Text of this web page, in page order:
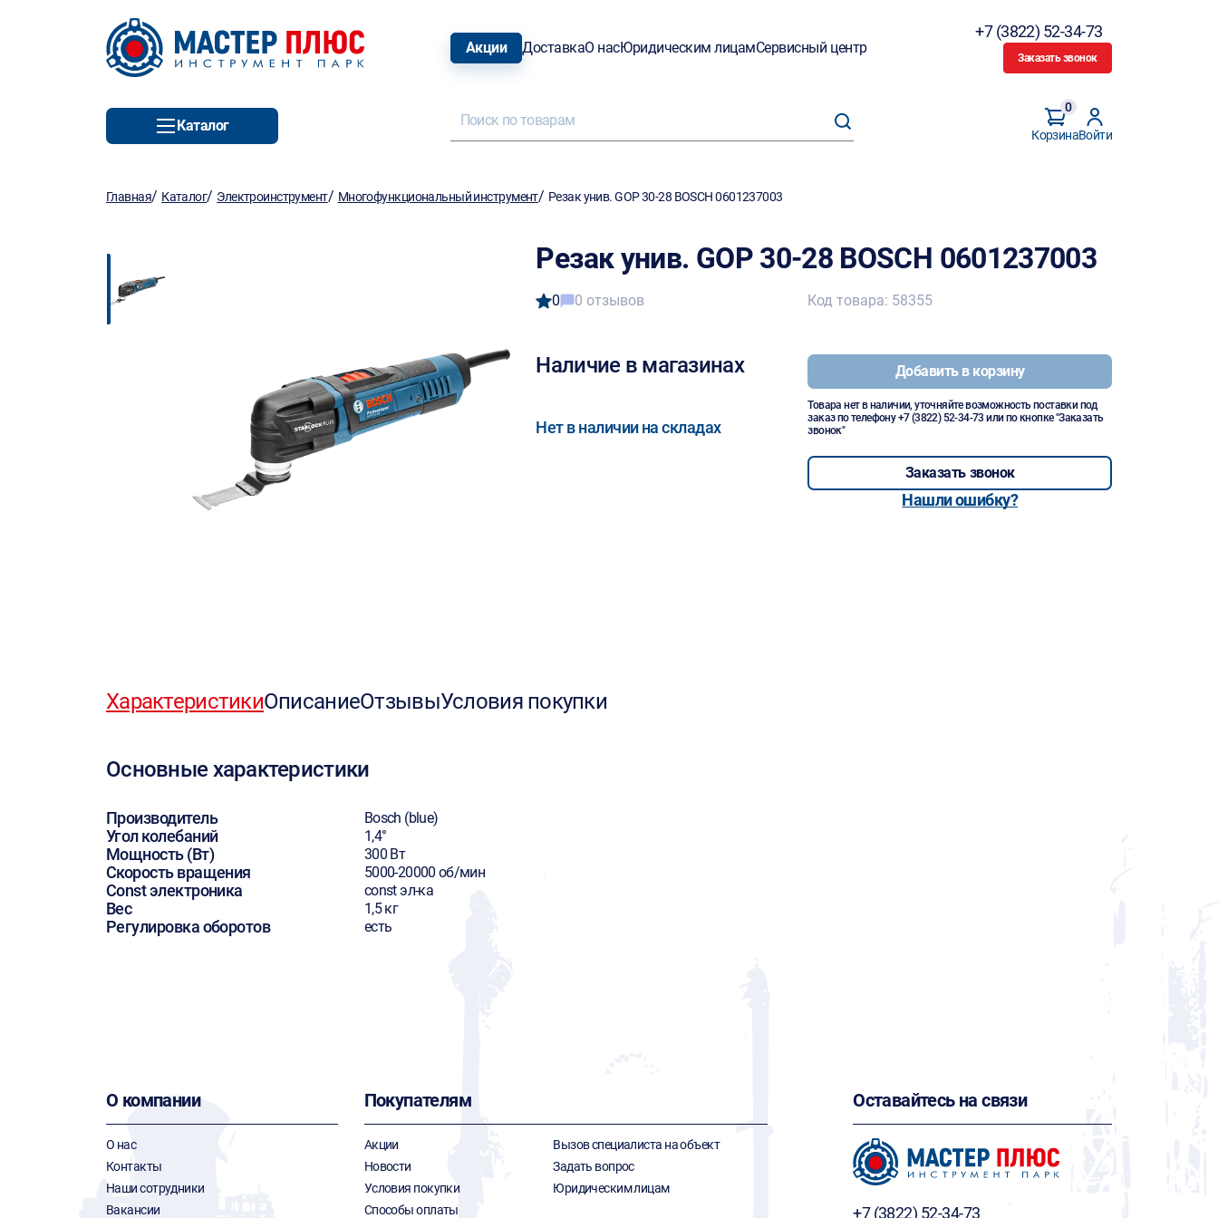
Акции ДоставкаО насЮридическим лицамСервисный центр
+7 (3822) 52-34-73
Заказать звонок
Каталог
Корзина
0
Войти
Главная/ Каталог/ Электроинструмент/ Многофункциональный инструмент/ Резак унив. GOP 30-28 BOSCH 0601237003
Резак унив. GOP 30-28 BOSCH 0601237003
0 0 отзывов
Наличие в магазинах
Нет в наличии на складах
Код товара: 58355
Добавить в корзину
Товара нет в наличии, уточняйте возможность поставки под
заказ по телефону+7 (3822) 52-34-73 или по кнопке "Заказать
звонок"
Заказать звонок
Нашли ошибку?
ХарактеристикиОписаниеОтзывыУсловия покупки
Основные характеристики
Производитель Bosch (blue)
Угол колебаний 1,4°
Мощность (Вт) 300 Вт
Скорость вращения 5000-20000 об/мин
Const электроника const эл-ка
Вес 1,5 кг
Регулировка оборотов есть
О компании
О нас
Контакты
Наши сотрудники
Вакансии
Покупателям
Акции
Новости
Условия покупки
Способы оплаты
Вызов специалиста на объект
Задать вопрос
Юридическим лицам
Оставайтесь на связи
+7 (3822) 52-34-73